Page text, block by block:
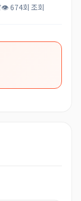
👁 674회 조회